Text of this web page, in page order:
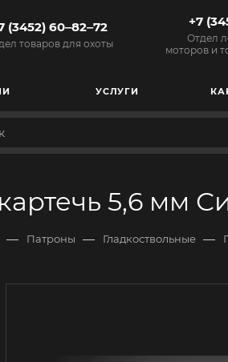
(3452) 60‒82‒72
товаров для охоты
+7
Отдел
моторов и
УСЛУГИ
5,6 мм
— Патроны — Гладкоствольные —